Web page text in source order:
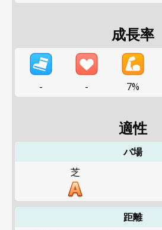
成長率
- - 7%
適性
バ場
芝
距離